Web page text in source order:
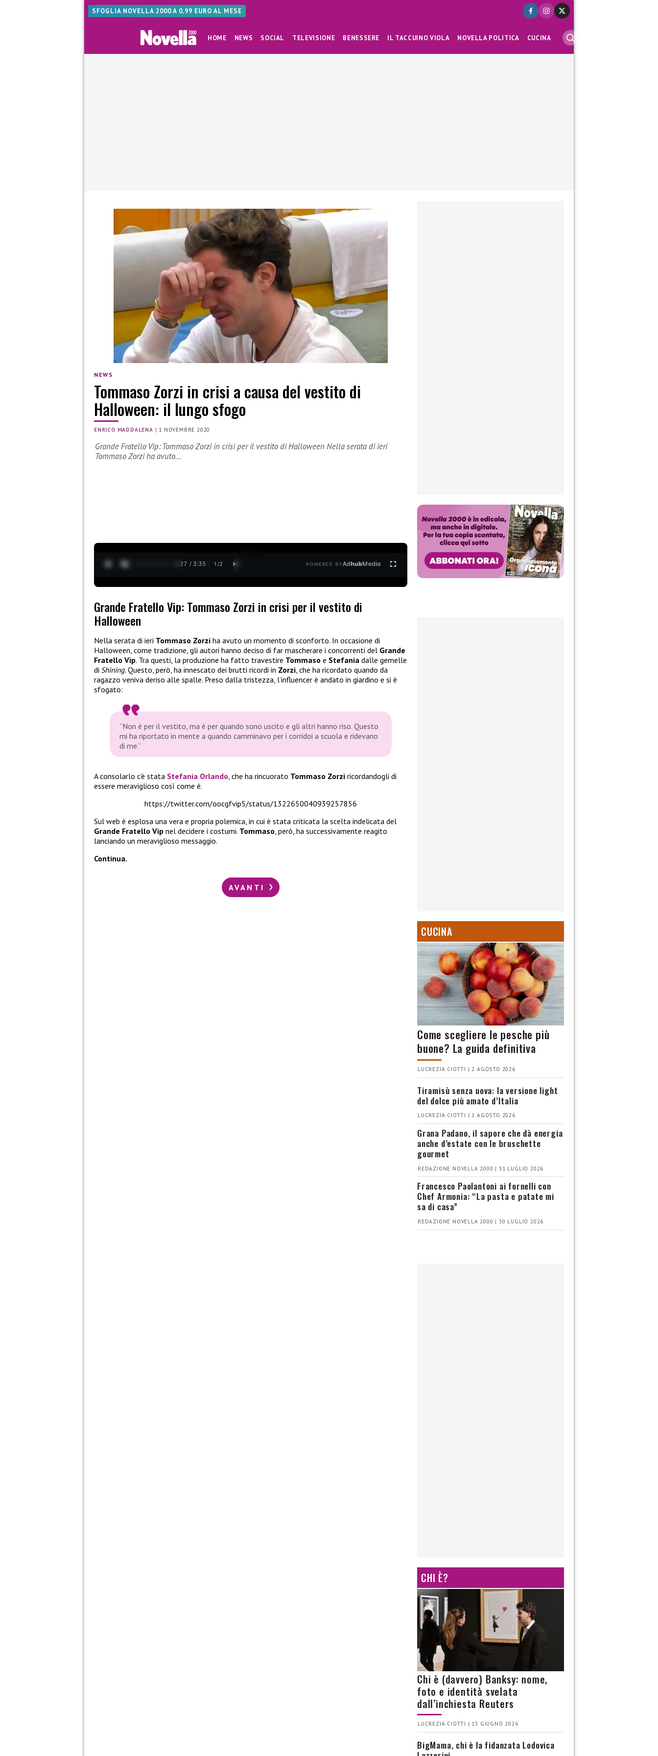
SFOGLIA NOVELLA 2000 A 0,99 EURO AL MESE
HOME NEWS SOCIAL TELEVISIONE BENESSERE IL TACCUINO VIOLA NOVELLA POLITICA CUCINA
NEWS
Tommaso Zorzi in crisi a causa del vestito di
Halloween: il lungo sfogo
ENRICO MADDALENA | 1 NOVEMBRE 2020
Grande Fratello Vip: Tommaso Zorzi in crisi per il vestito di Halloween Nella serata di ieri
Tommaso Zorzi ha avuto…
0:28 / 3:35 1 /2 POWERED BYAdhubMedia
Grande Fratello Vip: Tommaso Zorzi in crisi per il vestito di
Halloween
Nella serata di ieri Tommaso Zorzi ha avuto un momento di sconforto. In occasione di
Halloween, come tradizione, gli autori hanno deciso di far mascherare i concorrenti del Grande
Fratello Vip. Tra questi, la produzione ha fatto travestire Tommaso e Stefania dalle gemelle
di Shining. Questo, però, ha innescato dei brutti ricordi in Zorzi, che ha ricordato quando da
ragazzo veniva deriso alle spalle. Preso dalla tristezza, l’influencer è andato in giardino e si è
sfogato:
“Non è per il vestito, ma è per quando sono uscito e gli altri hanno riso. Questo
mi ha riportato in mente a quando camminavo per i corridoi a scuola e ridevano
di me.”
A consolarlo c’è stata Stefania Orlando, che ha rincuorato Tommaso Zorzi ricordandogli di
essere meraviglioso così come è.
https://twitter.com/oocgfvip5/status/1322650040939257856
Sul web è esplosa una vera e propria polemica, in cui è stata criticata la scelta indelicata del
Grande Fratello Vip nel decidere i costumi. Tommaso, però, ha successivamente reagito
lanciando un meraviglioso messaggio.
Continua.
AVANTI
CUCINA
Come scegliere le pesche più
buone? La guida definitiva
LUCREZIA CIOTTI | 2 AGOSTO 2026
Tiramisù senza uova: la versione light
del dolce più amato d’Italia
LUCREZIA CIOTTI | 1 AGOSTO 2026
Grana Padano, il sapore che dà energia
anche d’estate con le bruschette
gourmet
REDAZIONE NOVELLA 2000 | 31 LUGLIO 2026
Francesco Paolantoni ai fornelli con
Chef Armonia: “La pasta e patate mi
sa di casa”
REDAZIONE NOVELLA 2000 | 30 LUGLIO 2026
CHI È?
Chi è (davvero) Banksy: nome,
foto e identità svelata
dall’inchiesta Reuters
LUCREZIA CIOTTI | 13 GIUGNO 2026
BigMama, chi è la fidanzata Lodovica